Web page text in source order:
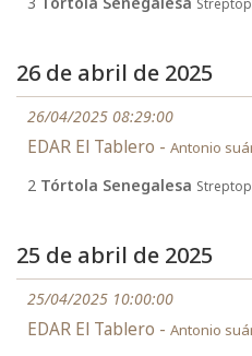
26 de abril de 2025
26/04/2025 08:29:00
EDAR El Tablero - Antonio
2 Tórtola Senegalesa
25 de abril de 2025
25/04/2025 10:00:00
EDAR El Tablero - Antonio